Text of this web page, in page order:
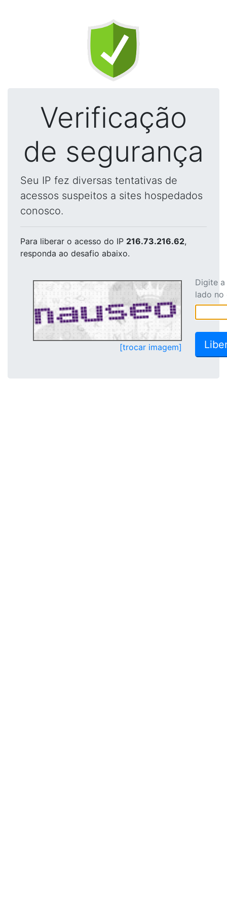
Verificação
de segurança
Seu IP fez diversas tentativas de
acessos suspeitos a sites hospedados
conosco.
Para liberar o acesso do IP 216.73.216.62,
responda ao desafio abaixo.
[trocar imagem]
Digite
lado no